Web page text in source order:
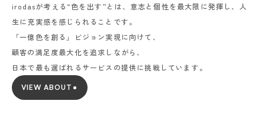
irodasが考える“色を出す”とは、意志と個性を最大限に発揮し、人
生に充実感を感じられることです。
「一億色を創る」ビジョン実現に向けて、
顧客の満足度最大化を追求しながら、
日本で最も選ばれるサービスの提供に挑戦しています。
VIEW ABOUT